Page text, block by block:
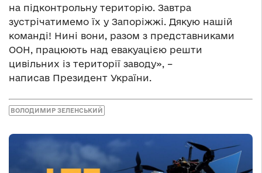
на підконтрольну територію. Завтра
зустрічатимемо їх у Запоріжжі. Дякую нашій
команді! Нині вони, разом з представниками
ООН, працюють над евакуацією решти
цивільних із території заводу», –
написав Президент України.
ВОЛОДИМИР ЗЕЛЕНСЬКИЙ